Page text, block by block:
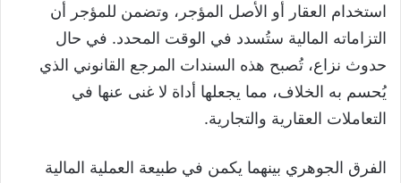
استخدام العقار أو الأصل المؤجر، وتضمن للمؤجر أن
التزاماته المالية ستُسدد في الوقت المحدد. في حال
حدوث نزاع، تُصبح هذه السندات المرجع القانوني الذي
يُحسم به الخلاف، مما يجعلها أداة لا غنى عنها في
التعاملات العقارية والتجارية.
الفرق الجوهري بينهما يكمن في طبيعة العملية المالية